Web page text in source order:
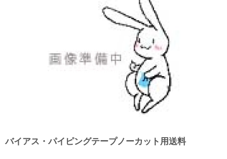
バイアス・パイピングテープノーカット用送料